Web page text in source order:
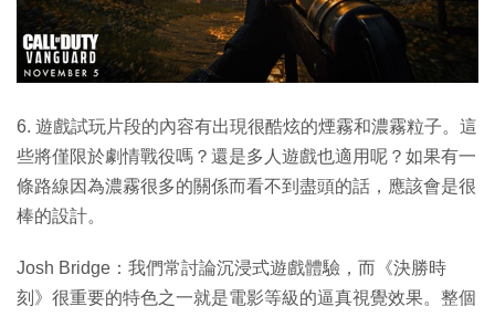
6. 遊戲試玩片段的內容有出現很酷炫的煙霧和濃霧粒子。這
些將僅限於劇情戰役嗎？還是多人遊戲也適用呢？如果有一
條路線因為濃霧很多的關係而看不到盡頭的話，應該會是很
棒的設計。
Josh Bridge：我們常討論沉浸式遊戲體驗，而《決勝時
刻》很重要的特色之一就是電影等級的逼真視覺效果。整個